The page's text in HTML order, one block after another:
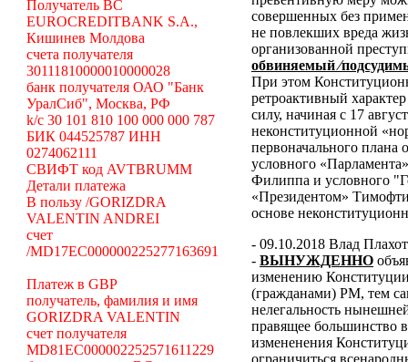
Получатель BC
EUROCREDITBANK S.A.,
Кишинев Молдова
счета получателя
30111810000010000028
банк получателя ОАО "Банк
УралСиб", Москва, РФ
k/c 30 101 810 100 000 000 787
БИК 044525787 ИНН
0274062111
СВИФТ код AVTBRUMM
Детали платежа
В пользу /GORIZDRA
VALENTIN ANDREI
счет
/MD17EC000000225277163691
Платеж в GBP
получатель, фамилия и имя
GORIZDRA VALENTIN
счет получателя
MD81EC000002252571611229
совершенных без
не повлекших вреда
организованной
обвиняемый
При этом
ретроактивный
силу, начиная с 17
неконституционной
первоначального плана
условного
Филиппа и условного
«Президентом»
основе
- 09.10.2018 Влад
- ВЫНУЖДЕННО
изменению
(гражданами) РМ, тем
нелегальность
правящее большинство
измененения
ограничиться